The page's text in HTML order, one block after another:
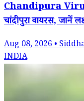
Chandipura
चांदीपुरा वायरस, जानें
Aug 08, 2026 •
INDIA